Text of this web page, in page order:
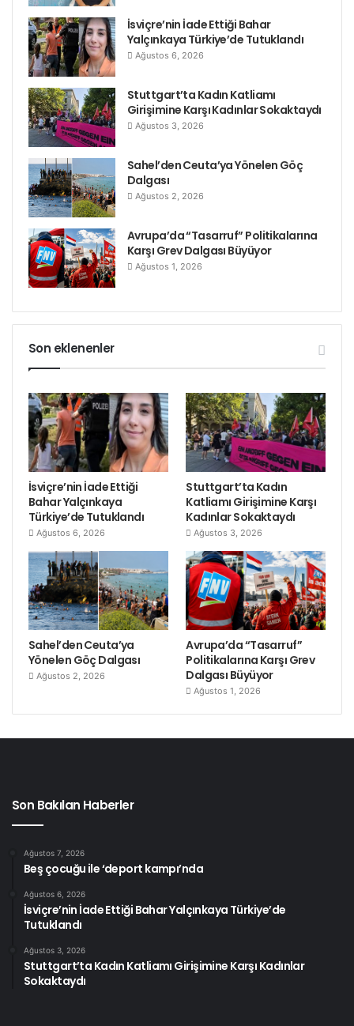
İsviçre’nin İade Ettiği Bahar
Yalçınkaya Türkiye’de Tutuklandı
Ağustos 6, 2026
Stuttgart’ta Kadın Katliamı
Girişimine Karşı Kadınlar Sokaktaydı
Ağustos 3, 2026
Sahel’den Ceuta’ya Yönelen Göç
Dalgası
Ağustos 2, 2026
Avrupa’da “Tasarruf” Politikalarına
Karşı Grev Dalgası Büyüyor
Ağustos 1, 2026
Son eklenenler
İsviçre’nin İade Ettiği
Bahar Yalçınkaya
Türkiye’de Tutuklandı
Ağustos 6, 2026
Stuttgart’ta Kadın
Katliamı Girişimine Karşı
Kadınlar Sokaktaydı
Ağustos 3, 2026
Sahel’den Ceuta’ya
Yönelen Göç Dalgası
Ağustos 2, 2026
Avrupa’da “Tasarruf”
Politikalarına Karşı Grev
Dalgası Büyüyor
Ağustos 1, 2026
Son Bakılan Haberler
Ağustos 7, 2026
Beş çocuğu ile ‘deport kampı’nda
Ağustos 6, 2026
İsviçre’nin İade Ettiği Bahar Yalçınkaya Türkiye’de
Tutuklandı
Ağustos 3, 2026
Stuttgart’ta Kadın Katliamı Girişimine Karşı Kadınlar
Sokaktaydı